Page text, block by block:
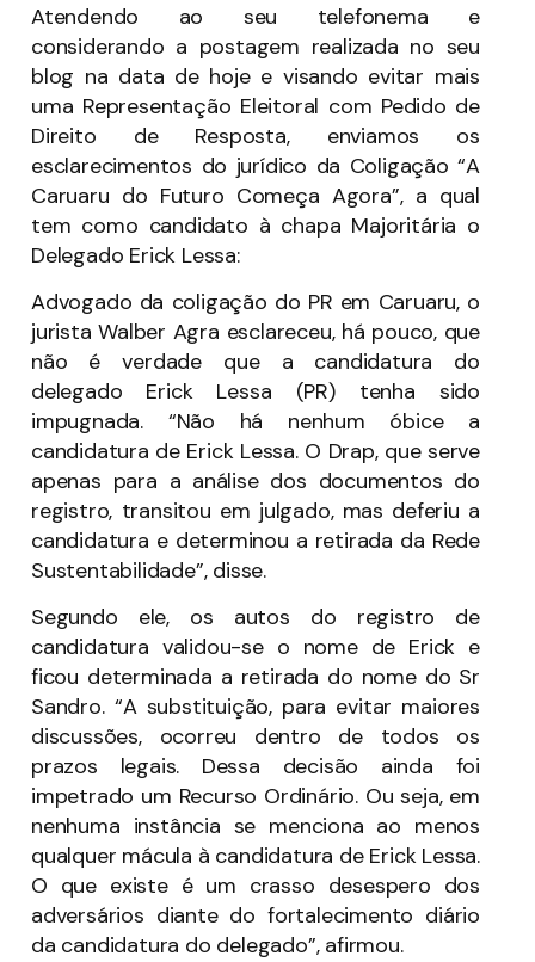
Atendendo ao seu telefonema e
considerando a postagem realizada no seu
blog na data de hoje e visando evitar mais
uma Representação Eleitoral com Pedido de
Direito de Resposta, enviamos os
esclarecimentos do jurídico da Coligação “A
Caruaru do Futuro Começa Agora”, a qual
tem como candidato à chapa Majoritária o
Delegado Erick Lessa:
Advogado da coligação do PR em Caruaru, o
jurista Walber Agra esclareceu, há pouco, que
não é verdade que a candidatura do
delegado Erick Lessa (PR) tenha sido
impugnada. “Não há nenhum óbice a
candidatura de Erick Lessa. O Drap, que serve
apenas para a análise dos documentos do
registro, transitou em julgado, mas deferiu a
candidatura e determinou a retirada da Rede
Sustentabilidade”, disse.
Segundo ele, os autos do registro de
candidatura validou-se o nome de Erick e
ficou determinada a retirada do nome do Sr
Sandro. “A substituição, para evitar maiores
discussões, ocorreu dentro de todos os
prazos legais. Dessa decisão ainda foi
impetrado um Recurso Ordinário. Ou seja, em
nenhuma instância se menciona ao menos
qualquer mácula à candidatura de Erick Lessa.
O que existe é um crasso desespero dos
adversários diante do fortalecimento diário
da candidatura do delegado”, afirmou.